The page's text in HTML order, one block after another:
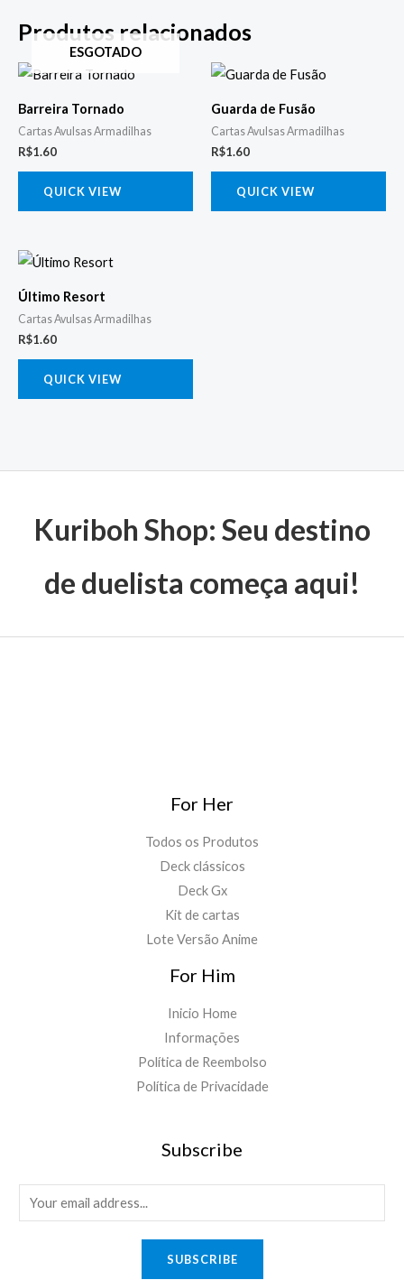
Produtos relacionados
ESGOTADO
Barreira Tornado
Cartas Avulsas Armadilhas
R$1.60
QUICK VIEW
Guarda de Fusão
Cartas Avulsas Armadilhas
R$1.60
QUICK VIEW
Último Resort
Cartas Avulsas Armadilhas
R$1.60
QUICK VIEW
Kuriboh Shop: Seu destino
de duelista começa aqui!
For Her
Todos os Produtos
Deck clássicos
Deck Gx
Kit de cartas
Lote Versão Anime
For Him
Inicio Home
Informações
Política de Reembolso
Política de Privacidade
Subscribe
m
SUBSCRIBE